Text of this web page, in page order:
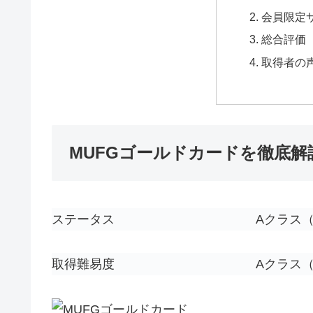
会員限定
総合評価
取得者の
MUFGゴールドカードを徹底解
ステータス Aクラス
取得難易度 Aクラス